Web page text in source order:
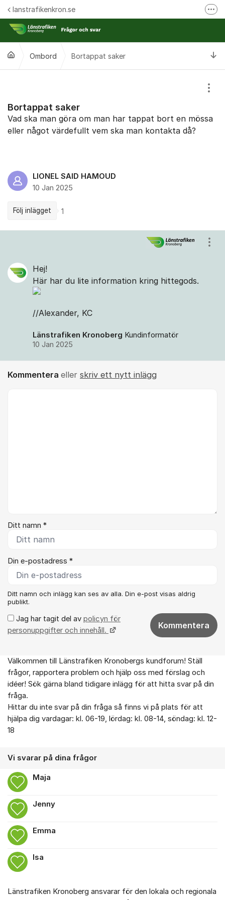
Hoppa till innehåll
lanstrafikenkron.se
Länstrafiken Kronobergs webbplats
Ombord Bortappat saker
Bortappat saker
Vad ska man göra om man har tappat bort en mössa
eller något värdefullt vem ska man kontakta då?
LIONEL SAID HAMOUD
10 Jan 2025
Följ inlägget 1
Hej!
Här har du lite information kring hittegods.
//Alexander, KC
Länstrafiken Kronoberg Kundinformatör
10 Jan 2025
Kommentera eller skriv ett nytt inlägg
Ditt namn *
Din e-postadress *
Ditt namn och inlägg kan ses av alla. Din e-post visas aldrig
publikt.
Jag har tagit del av policyn för
personuppgifter och innehåll.
Kommentera
Om forumet
Välkommen till Länstrafiken Kronobergs kundforum! Ställ
frågor, rapportera problem och hjälp oss med förslag och
idéer! Sök gärna bland tidigare inlägg för att hitta svar på din
fråga.
Hittar du inte svar på din fråga så finns vi på plats för att
hjälpa dig vardagar: kl. 06-19, lördag: kl. 08-14, söndag: kl. 12-
18
Vi svarar på dina frågor
Maja
Jenny
Emma
Isa
Länstrafiken Kronoberg ansvarar för den lokala och regionala